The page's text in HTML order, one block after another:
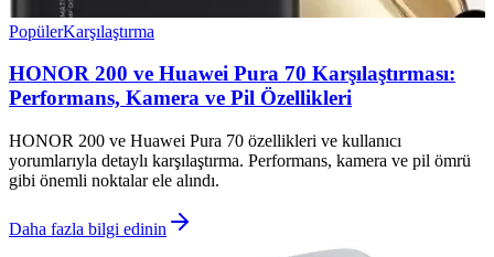
PopülerKarşılaştırma
HONOR 200 ve Huawei Pura 70 Karşılaştırması:
Performans, Kamera ve Pil Özellikleri
HONOR 200 ve Huawei Pura 70 özellikleri ve kullanıcı
yorumlarıyla detaylı karşılaştırma. Performans, kamera ve pil ömrü
gibi önemli noktalar ele alındı.
Daha fazla bilgi edinin